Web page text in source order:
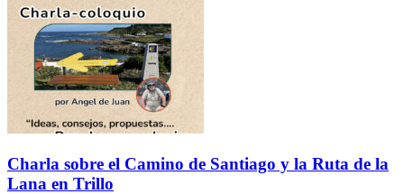
Charla sobre el Camino de Santiago y la Ruta de la
Lana en Trillo